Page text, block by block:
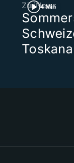
4 Min
ZüriNews
Toskana